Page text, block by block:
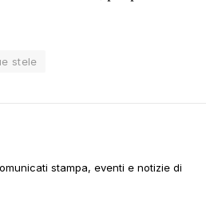
stele
stampa, eventi e notizie di